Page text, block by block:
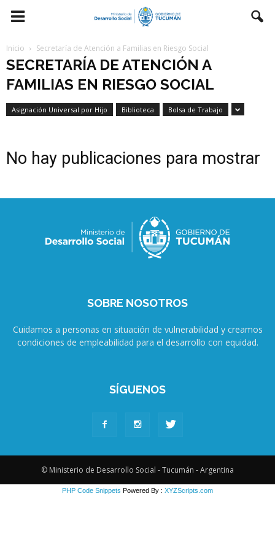
Inicio Secretaría de Atención a Familias en Riesgo Social
SECRETARÍA DE ATENCIÓN A
FAMILIAS EN RIESGO SOCIAL
Asignación Universal por Hijo Biblioteca Bolsa de Trabajo
No hay publicaciones para mostrar
SOBRE NOSOTROS
Cuidamos a personas en situación de vulnerabilidad y creamos
condiciones de empleabilidad para el desarrollo con equidad.
SÍGUENOS
© Ministerio de Desarrollo Social - Tucumán - Argentina
PHP Code Snippets Powered By : XYZScripts.com